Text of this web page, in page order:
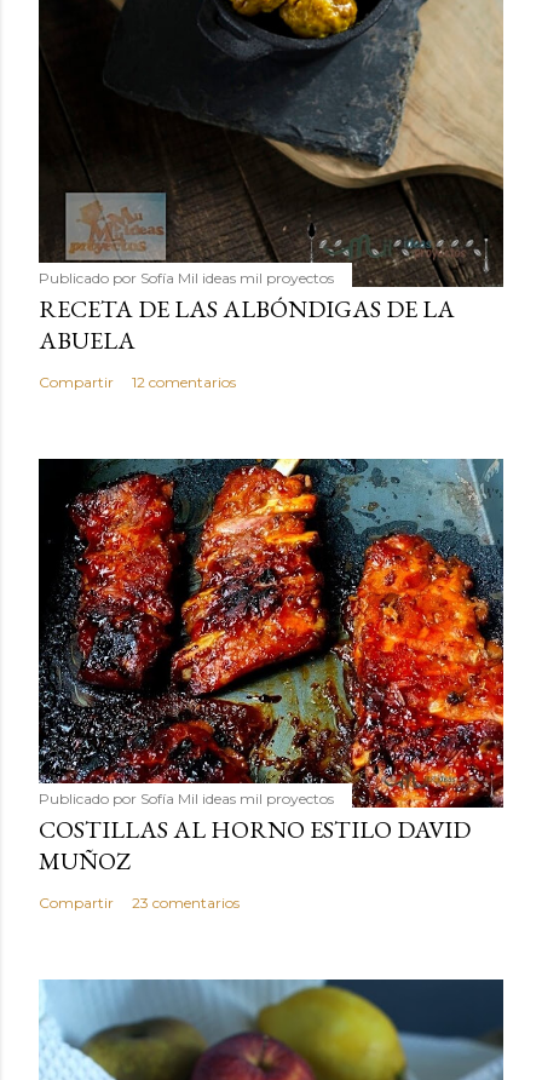
Publicado por Sofía Mil ideas mil proyectos
RECETA DE LAS ALBÓNDIGAS DE LA
ABUELA
Compartir 12 comentarios
Publicado por Sofía Mil ideas mil proyectos
COSTILLAS AL HORNO ESTILO DAVID
MUÑOZ
Compartir 23 comentarios